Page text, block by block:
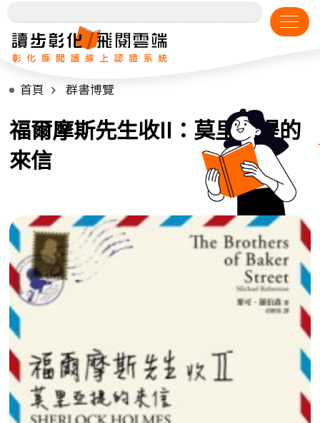
首頁 群書博覽
福爾摩斯先生收II：莫里亞提的
來信